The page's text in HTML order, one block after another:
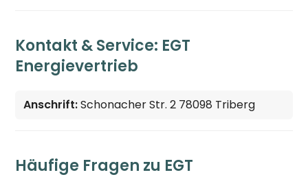
Kontakt & Service: EGT
Energievertrieb
Anschrift:Schonacher Str. 2 78098 Triberg
Häufige Fragen zu EGT